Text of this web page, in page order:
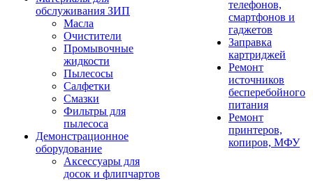
обслуживания ЗИП
Масла
Очистители
Промывочные
жидкости
Пылесосы
Салфетки
Смазки
Фильтры для
пылесоса
Демонстрационное
оборудование
Аксессуары для
досок и флипчартов
телефонов,
смартфонов и
гаджетов
Заправка
картриджей
Ремонт
источников
бесперебойного
питания
Ремонт
принтеров,
копиров, МФУ